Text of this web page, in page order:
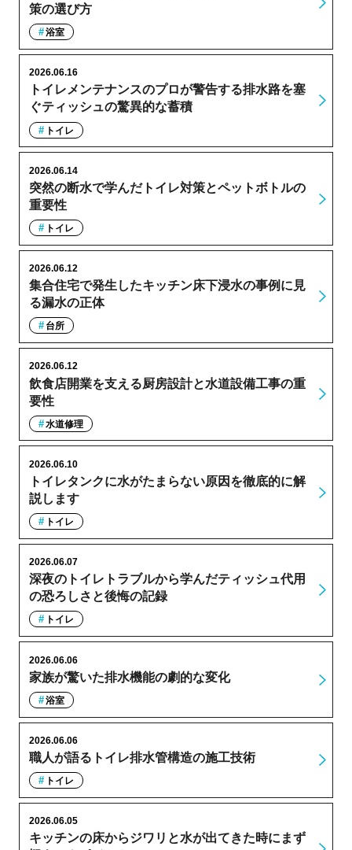
策の選び方
浴室
トイレメンテナンスのプロが警告する排水路を塞
ぐティッシュの驚異的な蓄積
2026.06.16
トイレ
突然の断水で学んだトイレ対策とペットボトルの
重要性
2026.06.14
トイレ
集合住宅で発生したキッチン床下浸水の事例に見
る漏水の正体
2026.06.12
台所
飲食店開業を支える厨房設計と水道設備工事の重
要性
2026.06.12
水道修理
トイレタンクに水がたまらない原因を徹底的に解
説します
2026.06.10
トイレ
深夜のトイレトラブルから学んだティッシュ代用
の恐ろしさと後悔の記録
2026.06.07
トイレ
家族が驚いた排水機能の劇的な変化
2026.06.06
浴室
職人が語るトイレ排水管構造の施工技術
2026.06.06
トイレ
キッチンの床からジワリと水が出てきた時にまず
2026.06.05